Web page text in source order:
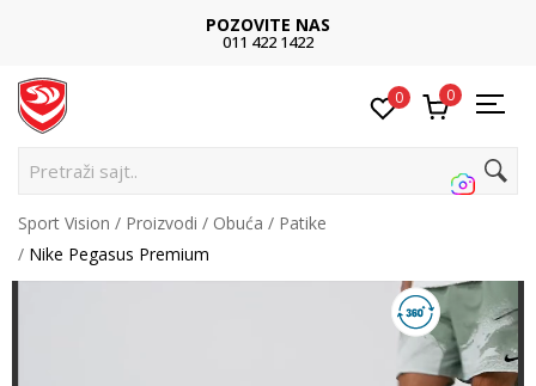
POZOVITE NAS
011 422 1422
0 0
Pretraži sajt...
Sport Vision Proizvodi Obuća
Patike
Nike Pegasus Premium